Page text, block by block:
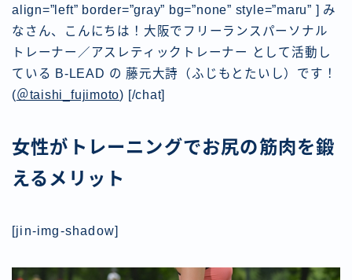
align=”left” border=”gray” bg=”none” style=”maru” ] み
なさん、こんにちは！大阪でフリーランスパーソナル
トレーナー／アスレティックトレーナー として活動し
ている B-LEAD の 藤元大詩（ふじもとたいし）です！
(＠taishi_fujimoto) [/chat]
女性がトレーニングでお尻の筋肉を鍛
えるメリット
[jin-img-shadow]